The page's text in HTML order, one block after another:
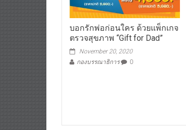
บอกรักพ่อก่อนใคร ด้วยแพ็กเกจ
ตรวจสุขภาพ “Gift for Dad”
November 20, 2020
กองบรรณาธิการ
0